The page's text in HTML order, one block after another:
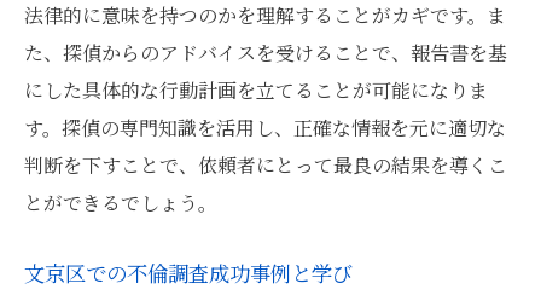
法律的に意味を持つのかを理解することがカギです。ま
た、探偵からのアドバイスを受けることで、報告書を基
にした具体的な行動計画を立てることが可能になりま
す。探偵の専門知識を活用し、正確な情報を元に適切な
判断を下すことで、依頼者にとって最良の結果を導くこ
とができるでしょう。
文京区での不倫調査成功事例と学び